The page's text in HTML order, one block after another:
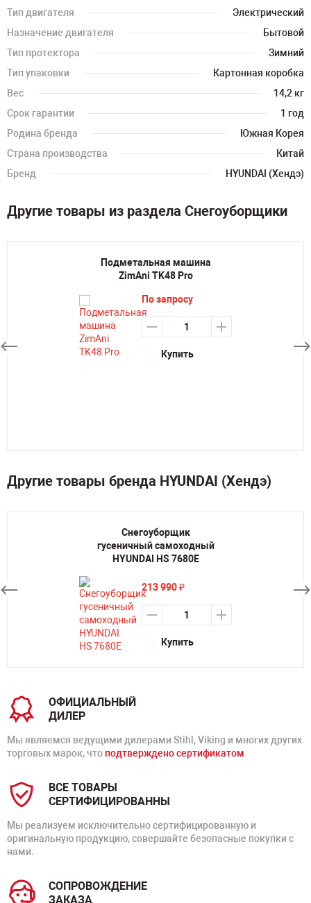
Тип двигателя
Электрический
Назначение двигателя
Бытовой
Тип протектора
Зимний
Тип упаковки
Картонная коробка
Вес
14,2 кг
Срок гарантии
1 год
Родина бренда
Южная Корея
Страна производства
Китай
Бренд
HYUNDAI (Хендэ)
Другие товары из раздела Снегоуборщики
Подметальная машина
ZimAni TK48 Pro
По запросу
Купить
Другие товары бренда HYUNDAI (Хендэ)
Снегоуборщик
гусеничный самоходный
HYUNDAI HS 7680E
213 990₽
Купить
ОФИЦИАЛЬНЫЙ
ДИЛЕР
Мы являемся ведущими дилерами Stihl, Viking и многих других
торговых марок, что подтверждено сертификатом
ВСЕ ТОВАРЫ
СЕРТИФИЦИРОВАННЫ
Мы реализуем исключительно сертифицированную и
оригинальную продукцию, совершайте безопасные покупки с
нами.
СОПРОВОЖДЕНИЕ
ЗАКАЗА